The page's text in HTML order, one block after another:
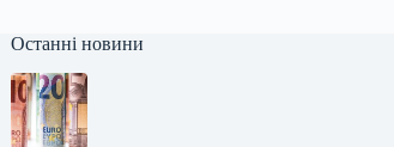
Останні новини